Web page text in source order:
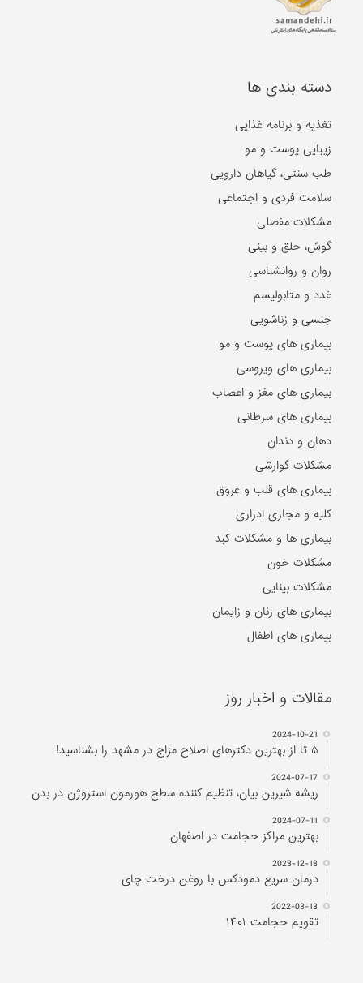
دسته بندی ها
تغذیه و برنامه غذایی
زیبایی پوست و مو
طب سنتی، گیاهان دارویی
سلامت فردی و اجتماعی
مشکلات مفصلی
گوش، حلق و بینی
روان و روانشناسی
غدد و متابولیسم
جنسی و زناشویی
بیماری های پوست و مو
بیماری های ویروسی
بیماری های مغز و اعصاب
بیماری های سرطانی
دهان و دندان
مشکلات گوارشی
بیماری های قلب و عروق
کلیه و مجاری ادراری
بیماری ها و مشکلات کبد
مشکلات خون
مشکلات بینایی
بیماری های زنان و زایمان
بیماری های اطفال
مقالات و اخبار روز
2024-10-21
۵ تا از بهترین دکتر‌های اصلاح مزاج در مشهد را بشناسید!
2024-07-17
ریشه شیرین بیان، تنظیم کننده سطح هورمون استروژن در بدن
2024-07-11
بهترین مراکز حجامت در اصفهان
2023-12-18
درمان سریع دمودکس با روغن درخت چای
2022-03-13
تقویم حجامت ۱۴۰۱